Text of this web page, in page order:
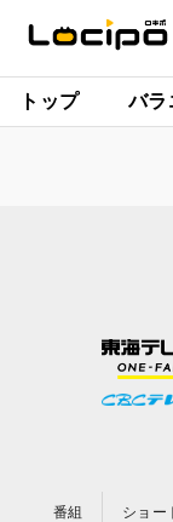
トップ バラ
番組 ショー